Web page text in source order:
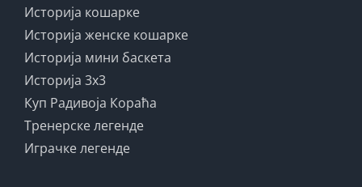
Историја кошарке
Историја женске кошарке
Историја мини баскета
Историја 3x3
Куп Радивоја Кораћа
Тренерске легенде
Играчке легенде